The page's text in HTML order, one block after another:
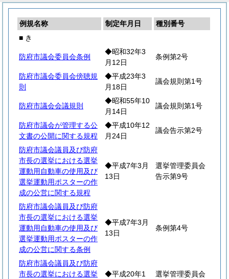
例規名称 制定年月日
種別番号
■ き
防府市議会委員会条例
◆昭和32年3
月12日
条例第2号
防府市議会委員会傍聴規
則
◆平成23年3
月18日
議会規則第1号
防府市議会会議規則
◆昭和55年10
月14日
議会規則第1号
防府市議会が管理する公
文書の公開に関する規程
◆平成10年12
月24日
議会告示第2号
防府市議会議員及び防府
市長の選挙における選挙
運動用自動車の使用及び
選挙運動用ポスターの作
成の公営に関する規程
◆平成7年3月
13日
選挙管理委員会
告示第9号
防府市議会議員及び防府
市長の選挙における選挙
運動用自動車の使用及び
選挙運動用ポスターの作
成の公営に関する条例
◆平成7年3月
13日
条例第4号
防府市議会議員及び防府
市長の選挙における選挙
◆平成20年1
選挙管理委員会